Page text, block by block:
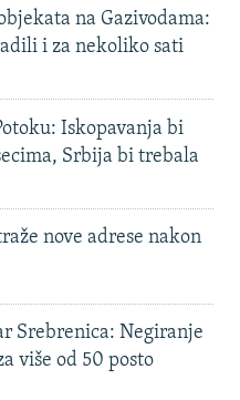
na Gazivodama:
i za nekoliko sati
Iskopavanja bi
Srbija bi trebala
nove adrese nakon
Srebrenica: Negiranje
više od 50 posto